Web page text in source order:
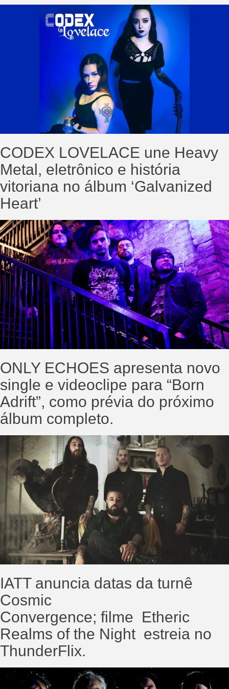
CODEX LOVELACE une Heavy
Metal, eletrônico e história
vitoriana no álbum ‘Galvanized
Heart’
ONLY ECHOES apresenta novo
single e videoclipe para “Born
Adrift”, como prévia do próximo
álbum completo.
IATT anuncia datas da turnê
Cosmic
Convergence; filme Etheric
Realms of the Night estreia no
ThunderFlix.